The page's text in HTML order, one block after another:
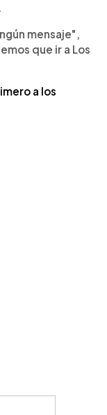
mensaje",
que ir a Los
a los